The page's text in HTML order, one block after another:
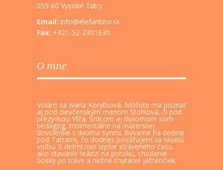
059 60 Vysoké Tatry
Email: info@elefantino.sk
Fax: +421-52-2301630
O mne
Volám sa Ivana Korytková. Môžete ma poznať
aj pod dievčenským menom Stohlová, či pod
prezývkou Yfča. Srdcom aj diplomom som
pedagóg, momentálne na materskej
dovolenke s dvoma synmi. Bývame na dedine
pod Tatrami, čo dodnes považujem za skvelú
voľbu. S deťmi niet lepšie stráveného času,
ako stavanie hrádzí na potoku, chodenie
bosky po tráve a nežné chytanie jašteričiek...